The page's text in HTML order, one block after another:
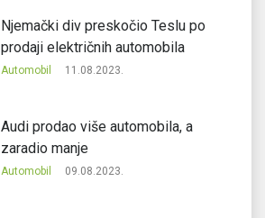
Njemački div preskočio Teslu po
prodaji električnih automobila
Automobil 11.08.2023.
Audi prodao više automobila, a
zaradio manje
Automobil 09.08.2023.